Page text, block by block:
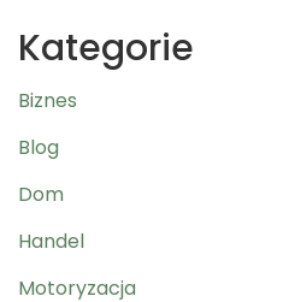
Kategorie
Biznes
Blog
Dom
Handel
Motoryzacja